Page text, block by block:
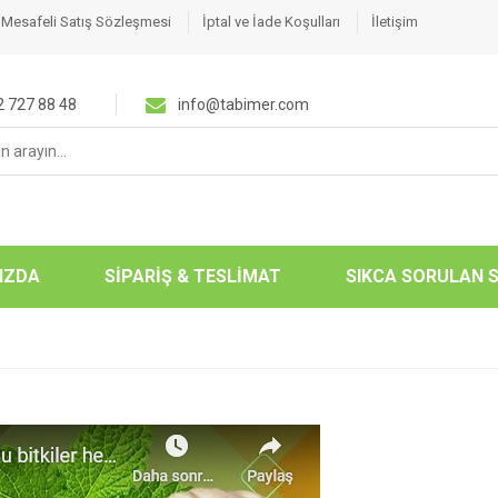
Mesafeli Satış Sözleşmesi İptal ve İade Koşulları İletişim
727 88 48 info@tabimer.com
SİPARİŞ & TESLİMAT SIKCA SORULAN